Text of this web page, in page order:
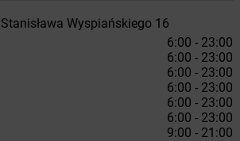
Stanisława Wyspiańskiego 16
6:00 - 23:00
6:00 - 23:00
6:00 - 23:00
6:00 - 23:00
6:00 - 23:00
6:00 - 23:00
9:00 - 21:00